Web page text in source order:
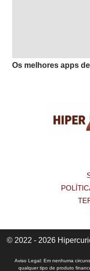
Os melhores apps
© 2022 - 2026
Aviso Legal: Em nenhuma
qualquer tipo de produto